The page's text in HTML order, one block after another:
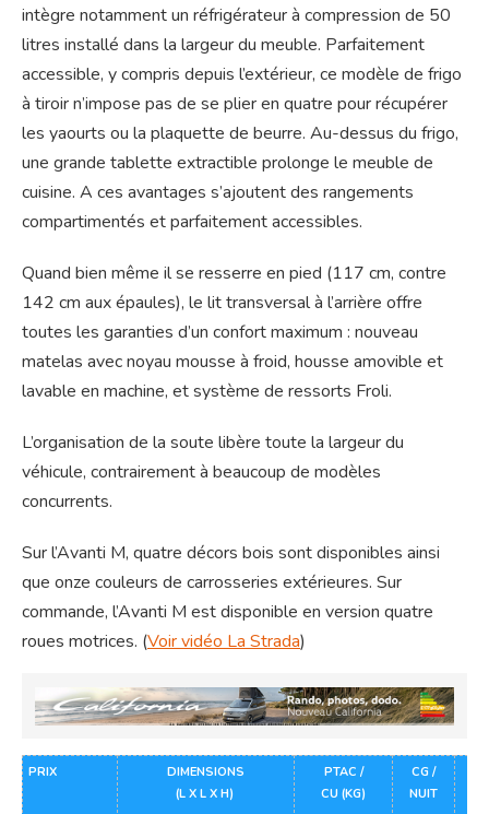
intègre notamment un réfrigérateur à compression de 50
litres installé dans la largeur du meuble. Parfaitement
accessible, y compris depuis l’extérieur, ce modèle de frigo
à tiroir n’impose pas de se plier en quatre pour récupérer
les yaourts ou la plaquette de beurre. Au-dessus du frigo,
une grande tablette extractible prolonge le meuble de
cuisine. A ces avantages s’ajoutent des rangements
compartimentés et parfaitement accessibles.
Quand bien même il se resserre en pied (117 cm, contre
142 cm aux épaules), le lit transversal à l’arrière offre
toutes les garanties d’un confort maximum : nouveau
matelas avec noyau mousse à froid, housse amovible et
lavable en machine, et système de ressorts Froli.
L’organisation de la soute libère toute la largeur du
véhicule, contrairement à beaucoup de modèles
concurrents.
Sur l’Avanti M, quatre décors bois sont disponibles ainsi
que onze couleurs de carrosseries extérieures. Sur
commande, l’Avanti M est disponible en version quatre
roues motrices. (Voir vidéo La Strada)
PRIX
DIMENSIONS
(L X L X H)
PTAC /
CU (KG)
CG /
NUIT